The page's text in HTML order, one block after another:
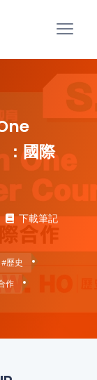
國際
下載筆記
#歷史
作